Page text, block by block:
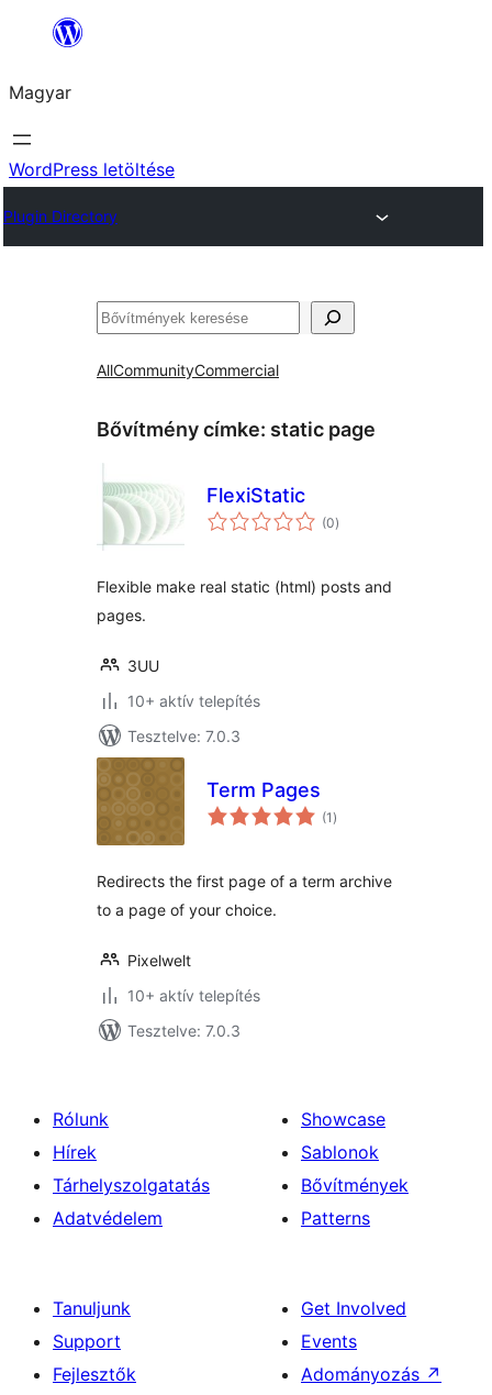
Ugrás
tartalomhoz
Magyar
WordPress letöltése
Plugin Directory
Keresés
AllCommunityCommercial
Bővítmény címke: static page
FlexiStatic
(0értékelés
összesen
)
Flexible make real static (html) posts and
pages.
3UU
10+ aktív telepítés
Tesztelve: 7.0.3
Term Pages
(1 értékelés
összesen
)
Redirects the first page of a term archive
to a page of your choice.
Pixelwelt
10+ aktív telepítés
Tesztelve: 7.0.3
Rólunk
Hírek
Tárhelyszolgatatás
Adatvédelem
Showcase
Sablonok
Bővítmények
Patterns
Tanuljunk
Support
Fejlesztők
Get Involved
Events
Adományozás ↗